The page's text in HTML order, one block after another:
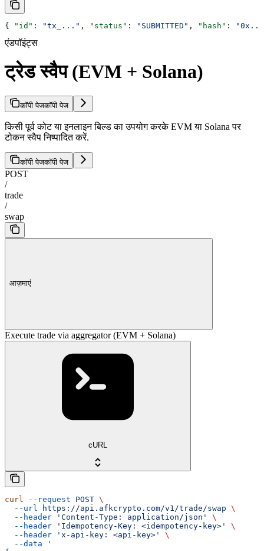
{ "id" : "tx_..." , "status" : "SUBMITTED" , "hash" :
एंडपॉइंट्स
ट्रेड स्वैप (EVM + Solana)
कॉपी पेजकॉपी पेज
किसी पूर्व कोट या इनलाइन बिल्ड का उपयोग करके EVM या Solana पर
टोकन स्वैप निष्पादित करें.
कॉपी पेजकॉपी पेज
POST
/
trade
/
swap
आज़माएं
Execute trade via aggregator (EVM + Solana)
cURL
curl --request POST \
  --url
https://api.afkcrypto.com/v1/trade/swap \
  --header
'Content-Type: application/json'
\
  --header
'Idempotency-Key: <idempotency-key>'
\
  --header
'x-api-key: <api-key>'
\
  --data
'